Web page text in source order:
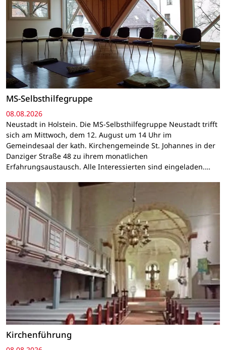
MS-Selbsthilfegruppe
08.08.2026
Neustadt in Holstein. Die MS-Selbsthilfegruppe Neustadt trifft
sich am Mittwoch, dem 12. August um 14 Uhr im
Gemeindesaal der kath. Kirchengemeinde St. Johannes in der
Danziger Straße 48 zu ihrem monatlichen
Erfahrungsaustausch. Alle Interessierten sind eingeladen.…
Kirchenführung